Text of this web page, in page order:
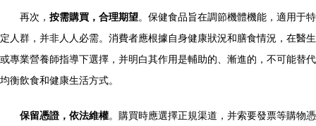
再次， 按需購買，合理期望。保健食品旨在調節機體機能，適用于特
定人群，并非人人必需。消費者應根據自身健康狀況和膳食情況，在醫生
或專業營養師指導下選擇，并明白其作用是輔助的、漸進的，不可能替代
均衡飲食和健康生活方式。
保留憑證，依法維權。購買時應選擇正規渠道，并索要發票等購物憑